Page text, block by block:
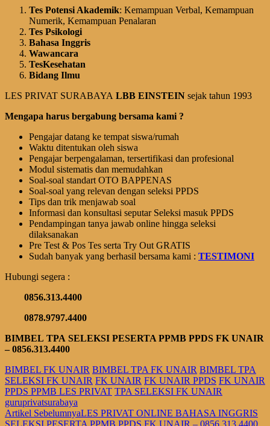
Tes Potensi Akademik: Kemampuan Verbal, Kemampuan
Numerik, Kemampuan Penalaran
Tes Psikologi
Bahasa Inggris
Wawancara
TesKesehatan
Bidang Ilmu
LES PRIVAT SURABAYA LBB EINSTEIN sejak tahun 1993
Mengapa harus bergabung bersama kami ?
Pengajar datang ke tempat siswa/rumah
Waktu ditentukan oleh siswa
Pengajar berpengalaman, tersertifikasi dan profesional
Modul sistematis dan memudahkan
Soal-soal standart OTO BAPPENAS
Soal-soal yang relevan dengan seleksi PPDS
Tips dan trik menjawab soal
Informasi dan konsultasi seputar Seleksi masuk PPDS
Pendampingan tanya jawab online hingga seleksi
dilaksanakan
Pre Test & Pos Tes serta Try Out GRATIS
Sudah banyak yang berhasil bersama kami : TESTIMONI
Hubungi segera :
0856.313.4400
0878.9797.4400
BIMBEL TPA SELEKSI PESERTA PPMB PPDS FK UNAIR
– 0856.313.4400
BIMBEL FK UNAIR BIMBEL TPA FK UNAIR BIMBEL TPA
SELEKSI FK UNAIR FK UNAIR FK UNAIR PPDS FK UNAIR
PPDS PPMB LES PRIVAT TPA SELEKSI FK UNAIR
guruprivatsurabaya
Navigasi
Artikel SebelumnyaLES PRIVAT ONLINE BAHASA INGGRIS
SELEKSI PESERTA PPMB PPDS FK UNAIR – 0856.313.4400